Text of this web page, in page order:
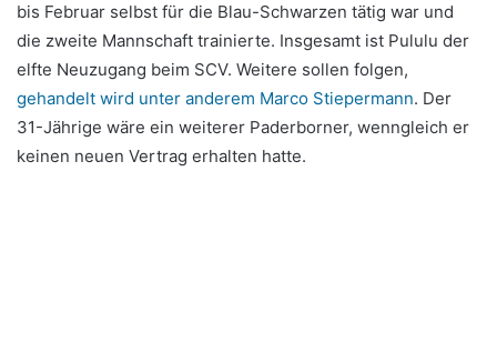
bis Februar selbst für die Blau-Schwarzen tätig war und
die zweite Mannschaft trainierte. Insgesamt ist Pululu der
elfte Neuzugang beim SCV. Weitere sollen folgen,
gehandelt wird unter anderem Marco Stiepermann. Der
31-Jährige wäre ein weiterer Paderborner, wenngleich er
keinen neuen Vertrag erhalten hatte.